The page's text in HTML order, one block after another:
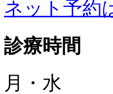
ネット予約
診療時間
月・水